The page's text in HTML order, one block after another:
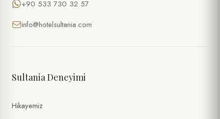
+90 533 730 32 57
info@hotelsultania.com
Sultania Deneyimi
Hikayemiz